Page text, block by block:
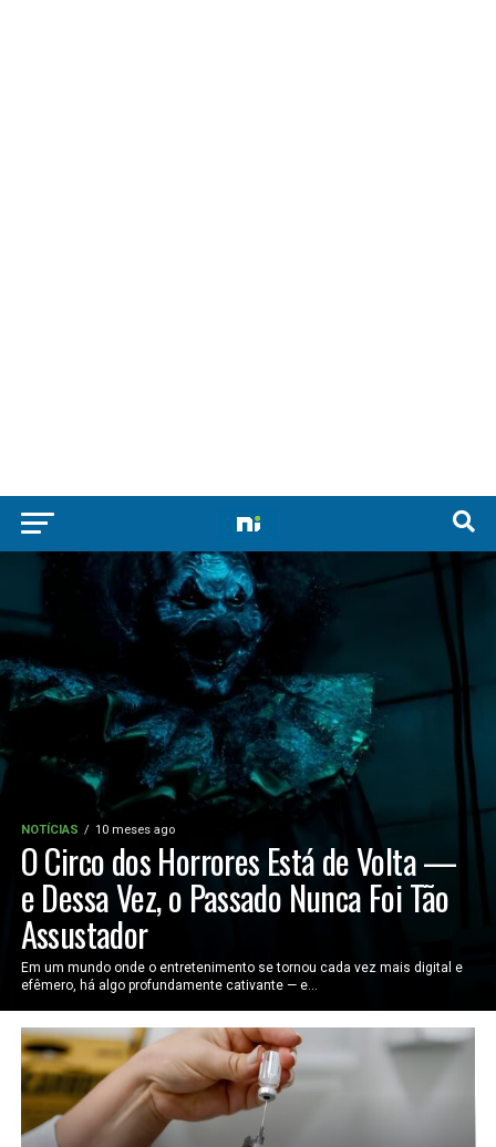
NOTÍCIAS 10 meses ago
O Circo dos Horrores Está de Volta —
e Dessa Vez, o Passado Nunca Foi Tão
Assustador
Em um mundo onde o entretenimento se tornou cada vez mais digital e
efêmero, há algo profundamente cativante — e...